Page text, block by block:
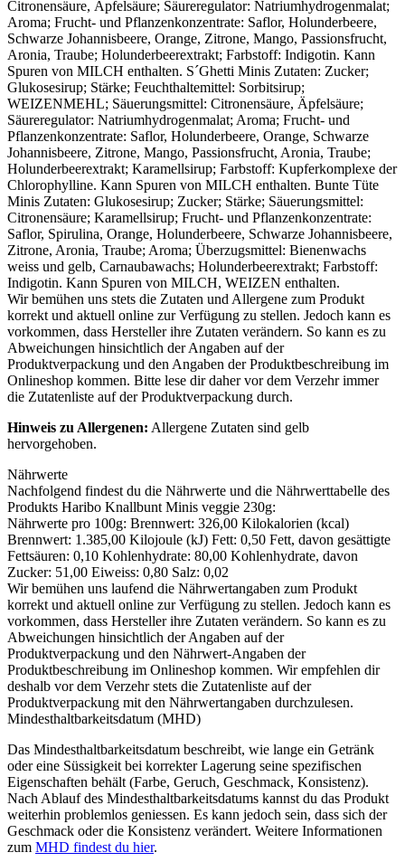
Citronensäure, Äpfelsäure; Säureregulator: Natriumhydrogenmalat;
Aroma; Frucht- und Pflanzenkonzentrate: Saflor, Holunderbeere,
Schwarze Johannisbeere, Orange, Zitrone, Mango, Passionsfrucht,
Aronia, Traube; Holunderbeerextrakt; Farbstoff: Indigotin. Kann
Spuren von MILCH enthalten. S´Ghetti Minis Zutaten: Zucker;
Glukosesirup; Stärke; Feuchthaltemittel: Sorbitsirup;
WEIZENMEHL; Säuerungsmittel: Citronensäure, Äpfelsäure;
Säureregulator: Natriumhydrogenmalat; Aroma; Frucht- und
Pflanzenkonzentrate: Saflor, Holunderbeere, Orange, Schwarze
Johannisbeere, Zitrone, Mango, Passionsfrucht, Aronia, Traube;
Holunderbeerextrakt; Karamellsirup; Farbstoff: Kupferkomplexe der
Chlorophylline. Kann Spuren von MILCH enthalten. Bunte Tüte
Minis Zutaten: Glukosesirup; Zucker; Stärke; Säuerungsmittel:
Citronensäure; Karamellsirup; Frucht- und Pflanzenkonzentrate:
Saflor, Spirulina, Orange, Holunderbeere, Schwarze Johannisbeere,
Zitrone, Aronia, Traube; Aroma; Überzugsmittel: Bienenwachs
weiss und gelb, Carnaubawachs; Holunderbeerextrakt; Farbstoff:
Indigotin. Kann Spuren von MILCH, WEIZEN enthalten.
Wir bemühen uns stets die Zutaten und Allergene zum Produkt
korrekt und aktuell online zur Verfügung zu stellen. Jedoch kann es
vorkommen, dass Hersteller ihre Zutaten verändern. So kann es zu
Abweichungen hinsichtlich der Angaben auf der
Produktverpackung und den Angaben der Produktbeschreibung im
Onlineshop kommen. Bitte lese dir daher vor dem Verzehr immer
die Zutatenliste auf der Produktverpackung durch.
Hinweis zu Allergenen: Allergene Zutaten sind gelb
hervorgehoben.
Nährwerte
Nachfolgend findest du die Nährwerte und die Nährwerttabelle des
Produkts Haribo Knallbunt Minis veggie 230g:
Nährwerte pro 100g: Brennwert: 326,00 Kilokalorien (kcal)
Brennwert: 1.385,00 Kilojoule (kJ) Fett: 0,50 Fett, davon gesättigte
Fettsäuren: 0,10 Kohlenhydrate: 80,00 Kohlenhydrate, davon
Zucker: 51,00 Eiweiss: 0,80 Salz: 0,02
Wir bemühen uns laufend die Nährwertangaben zum Produkt
korrekt und aktuell online zur Verfügung zu stellen. Jedoch kann es
vorkommen, dass Hersteller ihre Zutaten verändern. So kann es zu
Abweichungen hinsichtlich der Angaben auf der
Produktverpackung und den Nährwert-Angaben der
Produktbeschreibung im Onlineshop kommen. Wir empfehlen dir
deshalb vor dem Verzehr stets die Zutatenliste auf der
Produktverpackung mit den Nährwertangaben durchzulesen.
Mindesthaltbarkeitsdatum (MHD)
Das Mindesthaltbarkeitsdatum beschreibt, wie lange ein Getränk
oder eine Süssigkeit bei korrekter Lagerung seine spezifischen
Eigenschaften behält (Farbe, Geruch, Geschmack, Konsistenz).
Nach Ablauf des Mindesthaltbarkeitsdatums kannst du das Produkt
weiterhin problemlos geniessen. Es kann jedoch sein, dass sich der
Geschmack oder die Konsistenz verändert. Weitere Informationen
zum MHD findest du hier.